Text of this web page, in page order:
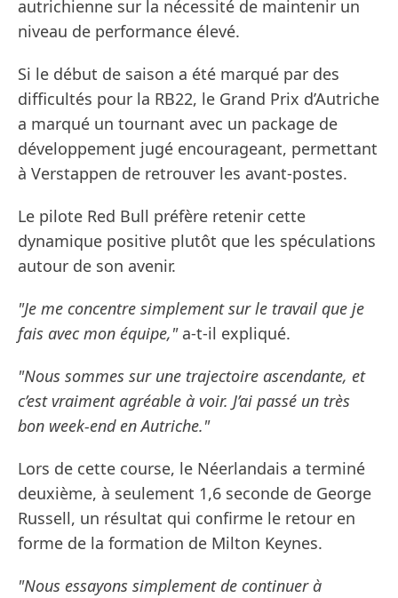
autrichienne sur la nécessité de maintenir un
niveau de performance élevé.
Si le début de saison a été marqué par des
difficultés pour la RB22, le Grand Prix d’Autriche
a marqué un tournant avec un package de
développement jugé encourageant, permettant
à Verstappen de retrouver les avant-postes.
Le pilote Red Bull préfère retenir cette
dynamique positive plutôt que les spéculations
autour de son avenir.
"Je me concentre simplement sur le travail que je
fais avec mon équipe,"a-t-il expliqué.
"Nous sommes sur une trajectoire ascendante, et
c’est vraiment agréable à voir. J’ai passé un très
bon week-end en Autriche."
Lors de cette course, le Néerlandais a terminé
deuxième, à seulement 1,6 seconde de George
Russell, un résultat qui confirme le retour en
forme de la formation de Milton Keynes.
"Nous essayons simplement de continuer à